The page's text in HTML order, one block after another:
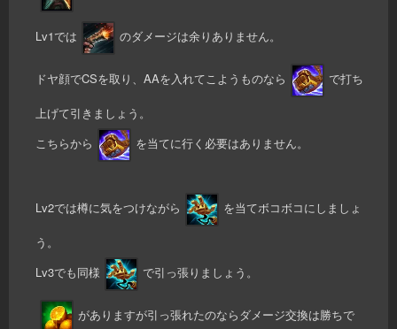
Lv1では のダメージは余りありません。
ドヤ顔でCSを取り、AAを入れてこようものなら で打ち
上げて引きましょう。
こちらから
を当てに行く必要はありません。
Lv2では樽に気をつけながら を当てボコボコにしましょ
う。
Lv3でも同様
で引っ張りましょう。
がありますが引っ張れたのならダメージ交換は勝ちで